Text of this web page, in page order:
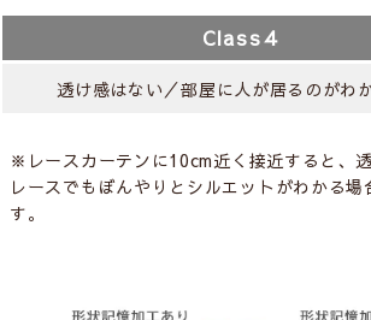
Class４
透け感はない／部屋に人が居るのがわ
※レースカーテンに10cm近く接近すると、
レースでもぼんやりとシルエットがわかる場
す。